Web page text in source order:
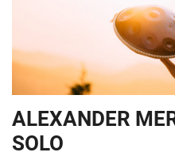
ALEXANDER
SOLO